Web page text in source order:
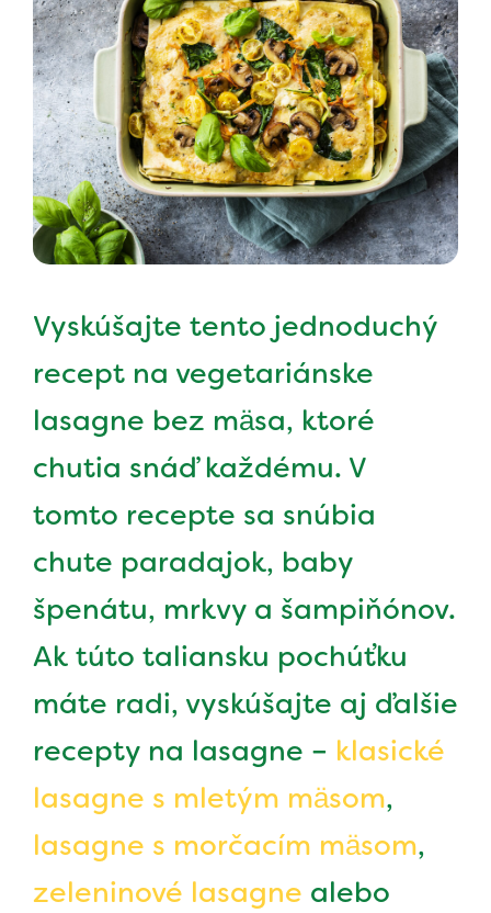
Vyskúšajte tento jednoduchý
recept na vegetariánske
lasagne bez mäsa, ktoré
chutia snáď každému. V
tomto recepte sa snúbia
chute paradajok, baby
špenátu, mrkvy a šampiňónov.
Ak túto taliansku pochúťku
máte radi, vyskúšajte aj ďalšie
recepty na lasagne – klasické
lasagne s mletým mäsom,
lasagne s morčacím mäsom,
zeleninové lasagne alebo